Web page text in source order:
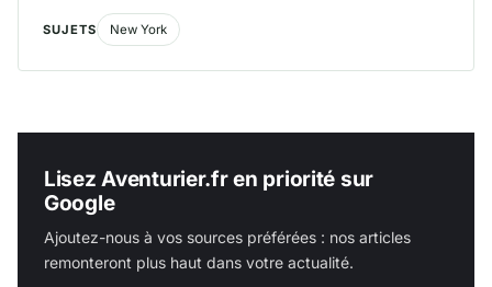
SUJETS New York
Lisez Aventurier.fr en priorité sur
Google
Ajoutez-nous à vos sources préférées : nos articles
remonteront plus haut dans votre actualité.